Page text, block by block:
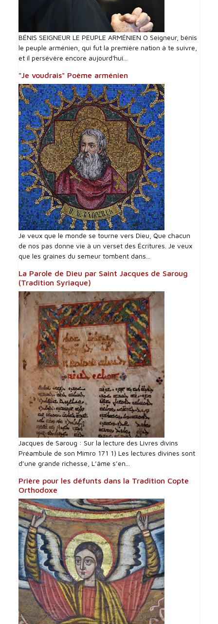
BÉNIS SEIGNEUR LE PEUPLE ARMÉNIEN O Seigneur, bénis
le peuple arménien, qui fut la première nation à te suivre,
et il persévère encore aujourd'hui...
"Je voudrais" Poème arménien
Je veux que le monde se tourne vers Dieu, Que chacun
de nos pas donne vie à un verset des Écritures. Je veux
que les graines du semeur tombent dans...
La Parole de Dieu par Saint Jacques de Saroug
(Tradition Syriaque)
Jacques de Saroug : Sur la lecture des Livres divins
Préambule de son Mimro 171 1) Les lectures divines sont
d’une grande richesse, L’âme s’en...
Prière pour les défunts dans la Tradition Copte
Orthodoxe